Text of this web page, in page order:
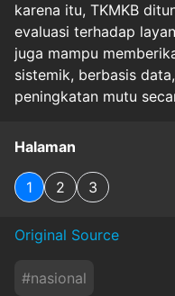
karena itu, TKMKB
evaluasi terhadap
juga mampu
sistemik, berbasis
peningkatan mutu
Halaman
1 2 3
Original Source
#nasional